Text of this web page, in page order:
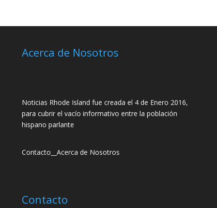
Acerca de Nosotros
Noticias Rhode Island fue creada el 4 de Enero 2016,
para cubrir el vacío informativo entre la población
hispano parlante
Contacto Acerca de Nosotros
Contacto